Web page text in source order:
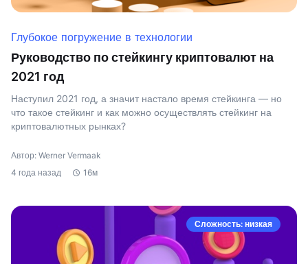
Глубокое погружение в технологии
Руководство по стейкингу криптовалют на
2021 год
Наступил 2021 год, а значит настало время стейкинга — но
что такое стейкинг и как можно осуществлять стейкинг на
криптовалютных рынках?
Автор: Werner Vermaak
4 года назад
16м
Сложность: низкая